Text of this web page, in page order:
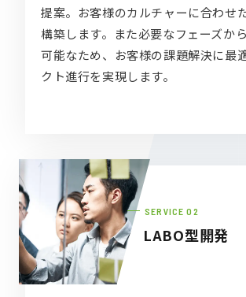
提案。お客様のカルチャーに合わせ
構築します。また必要なフェーズか
可能なため、お客様の課題解決に最
クト進行を実現します。
SERVICE
LABO型開発